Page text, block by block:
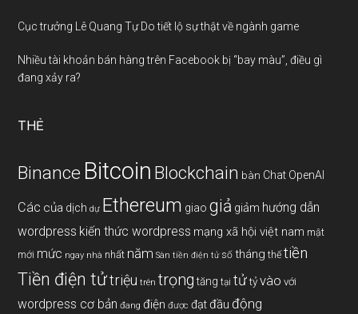
Cục trưởng Lê Quang Tự Do tiết lộ sự thật về ngành game
Nhiều tài khoản bán hàng trên Facebook bị “bay màu”, điều gì
đang xảy ra?
THẺ
Binance Bitcoin Blockchain bàn Chat OpenAI
Các của dịch dự Ethereum giao giả giảm hướng dẫn
wordpress kiến thức wordpress mạng xã hội việt nam mật
mới mức ngay nhà nhất năm Sàn tiền điện tử số tháng thế tiền
Tiền điện tửtriệu trên trọng tăng tại tử tỷ vào với
wordpress cơ bản đang điện được đạtđầu động